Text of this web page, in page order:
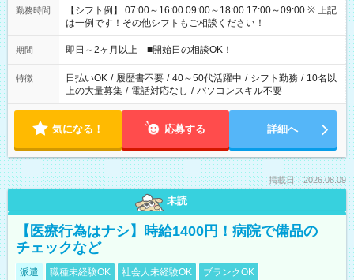
勤務時間
【シフト例】 07:00～16:00 09:00～18:00 17:00～09:00 ※ 上記
は一例です！その他シフトもご相談ください！
期間 即日～2ヶ月以上 ■開始日の相談OK！
特徴 日払いOK / 履歴書不要 / 40～50代活躍中 / シフト勤務 / 10名以
上の大量募集 / 電話対応なし / パソコンスキル不要
気になる！ 応募する 詳細へ
掲載日：2026.08.09
未読
【医療行為はナシ】時給1400円！病院で備品の
チェックなど
派遣 職種未経験OK 社会人未経験OK
ブランクOK